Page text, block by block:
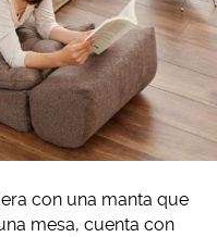
con una manta que
mesa, cuenta con